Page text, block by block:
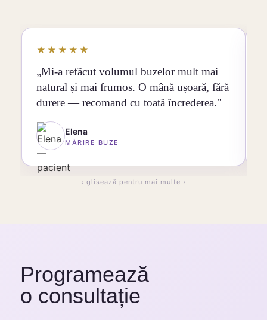
★★★★★
„Mi-a refăcut volumul buzelor mult mai
natural și mai frumos. O mână ușoară, fără
durere — recomand cu toată încrederea."
Elena
MĂRIRE BUZE
‹ glisează pentru mai multe ›
Programează
o consultație